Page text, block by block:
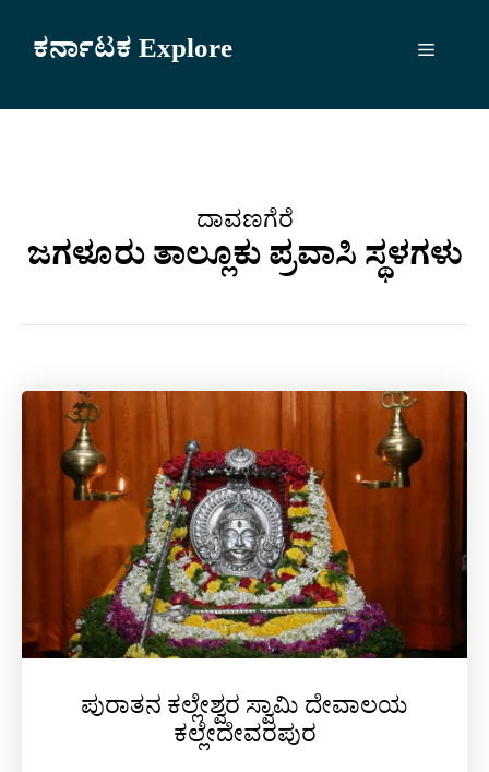
ಕರ್ನಾಟಕ Explore Menu
ದಾವಣಗೆರೆ
ಜಗಳೂರು ತಾಲ್ಲೂಕು ಪ್ರವಾಸಿ ಸ್ಥಳಗಳು
ಪುರಾತನ ಕಲ್ಲೇಶ್ವರ ಸ್ವಾಮಿ ದೇವಾಲಯ
ಕಲ್ಲೇದೇವರಪುರ